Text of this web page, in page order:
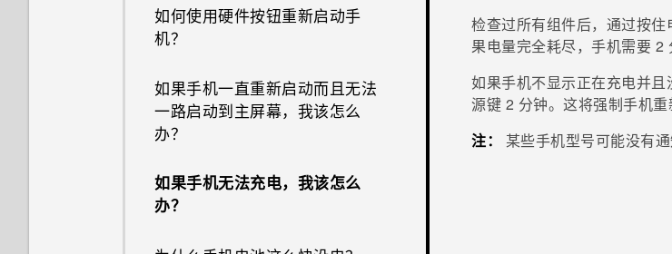
手机可否自动切换到移动网络？
脑。它们在哪里？
密码或图案时该怎么办？
示我输入密码或解密手机？
如何使用硬件按钮重新启动手
机？
如果手机一直重新启动而且无法
一路启动到主屏幕，我该怎么
办？
如果手机无法充电，我该怎么
办？
检查过所有组件后，通过按住
果电量完全耗尽，手机需要 2
如果手机不显示正在充电并
源键 2 分钟。这将强制手机重
注：
某些手机型号可能没有通